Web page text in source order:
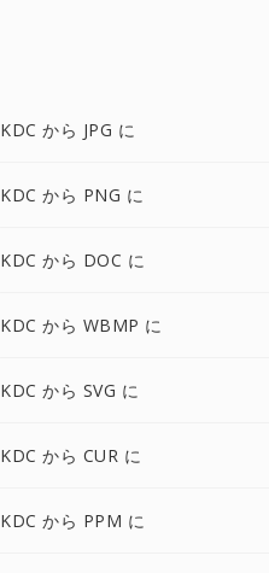
KDC から JPG に
KDC から PNG に
KDC から DOC に
KDC から WBMP に
KDC から SVG に
KDC から CUR に
KDC から PPM に